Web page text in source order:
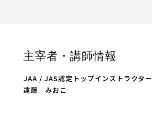
主宰者・講師情報
JAA / JAS認定トップインストラクター
遠藤 みおこ